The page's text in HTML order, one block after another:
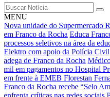
MENU
Nova unidade do Supermercado
em Franco da Rocha Educa
processos seletivos na área da
Elektro com apoio da Polícia
adega de Franco da Rocha
mil em pagamentos no Hospital
em frente à EMEB Florestan
Franco da Rocha recebe “Selo
enfrenta críticas nas redes sociais